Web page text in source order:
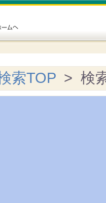
索TOP > 検